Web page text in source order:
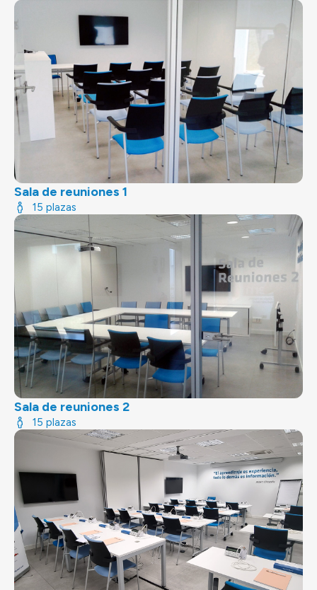
Sala de reuniones 1
15 plazas
Sala de reuniones 2
15 plazas